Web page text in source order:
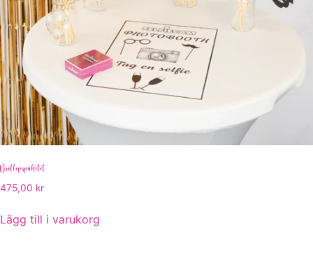
Bröllopspaketet
475,00 kr
Lägg till i varukorg